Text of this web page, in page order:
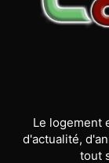
Le logement
d'actualité,
tout